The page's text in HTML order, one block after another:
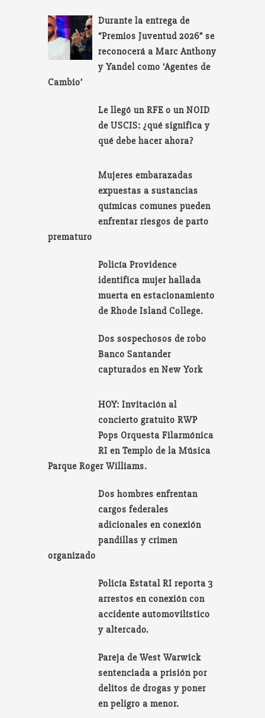
Durante la entrega de
“Premios Juventud 2026” se
reconocerá a Marc Anthony
y Yandel como ‘Agentes de
Cambio’
Le llegó un RFE o un NOID
de USCIS: ¿qué significa y
qué debe hacer ahora?
Mujeres embarazadas
expuestas a sustancias
químicas comunes pueden
enfrentar riesgos de parto
prematuro
Policía Providence
identifica mujer hallada
muerta en estacionamiento
de Rhode Island College.
Dos sospechosos de robo
Banco Santander
capturados en New York
HOY: Invitación al
concierto gratuito RWP
Pops Orquesta Filarmónica
RI en Templo de la Música
Parque Roger Williams.
Dos hombres enfrentan
cargos federales
adicionales en conexión
pandillas y crimen
organizado
Policía Estatal RI reporta 3
arrestos en conexión con
accidente automovilístico
y altercado.
Pareja de West Warwick
sentenciada a prisión por
delitos de drogas y poner
en peligro a menor.